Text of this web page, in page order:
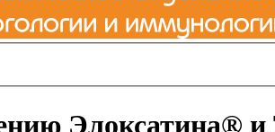
Элоксатина® и